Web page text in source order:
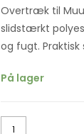
Overtræk til
slidstærkt
og fugt.
På lager